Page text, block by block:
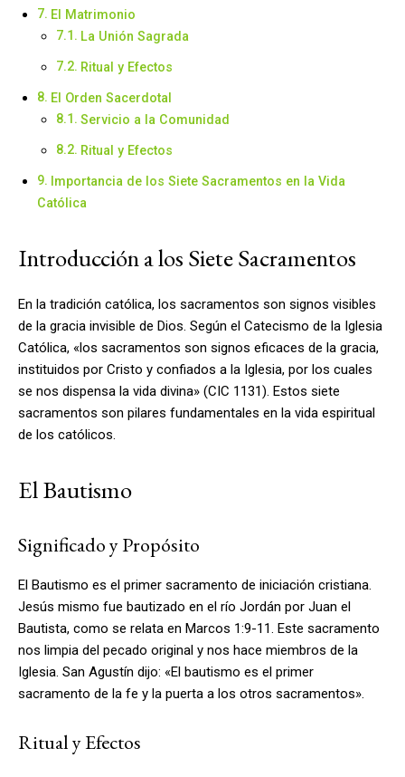
El Matrimonio
La Unión Sagrada
Ritual y Efectos
El Orden Sacerdotal
Servicio a la Comunidad
Ritual y Efectos
Importancia de los Siete Sacramentos en la Vida
Católica
Introducción a los Siete Sacramentos
En la tradición católica, los sacramentos son signos visibles
de la gracia invisible de Dios. Según el Catecismo de la Iglesia
Católica, «los sacramentos son signos eficaces de la gracia,
instituidos por Cristo y confiados a la Iglesia, por los cuales
se nos dispensa la vida divina» (CIC 1131). Estos siete
sacramentos son pilares fundamentales en la vida espiritual
de los católicos.
El Bautismo
Significado y Propósito
El Bautismo es el primer sacramento de iniciación cristiana.
Jesús mismo fue bautizado en el río Jordán por Juan el
Bautista, como se relata en Marcos 1:9-11. Este sacramento
nos limpia del pecado original y nos hace miembros de la
Iglesia. San Agustín dijo: «El bautismo es el primer
sacramento de la fe y la puerta a los otros sacramentos».
Ritual y Efectos